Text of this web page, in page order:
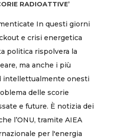
RADIOATTIVE’
In questi giorni
e crisi energetica
politica rispolvera la
ma anche i più
intellettualmente onesti
delle scorie
e future. È notizia dei
l’ONU, tramite AIEA
per l'energia